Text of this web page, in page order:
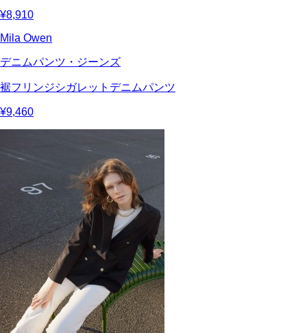
¥8,910
Mila Owen
デニムパンツ・ジーンズ
裾フリンジシガレットデニムパンツ
¥9,460